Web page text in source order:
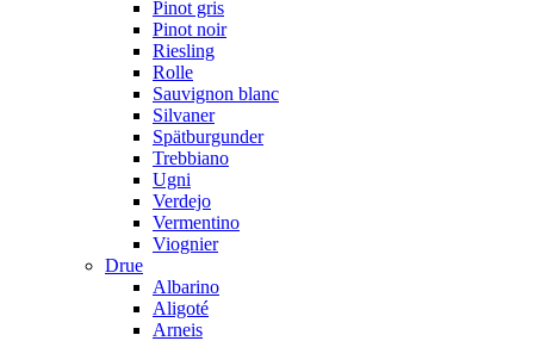
Pinot gris
Pinot noir
Riesling
Rolle
Sauvignon blanc
Silvaner
Spätburgunder
Trebbiano
Ugni
Verdejo
Vermentino
Viognier
Drue
Albarino
Aligoté
Arneis